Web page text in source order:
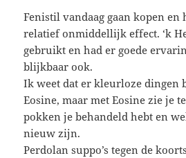
Fenistil vandaag gaan kopen
relatief onmiddellijk effect. ‘k
gebruikt en had er goede
blijkbaar ook.
Ik weet dat er kleurloze dingen
Eosine, maar met Eosine zie je
pokken je behandeld hebt en
nieuw zijn.
Perdolan suppo’s tegen de